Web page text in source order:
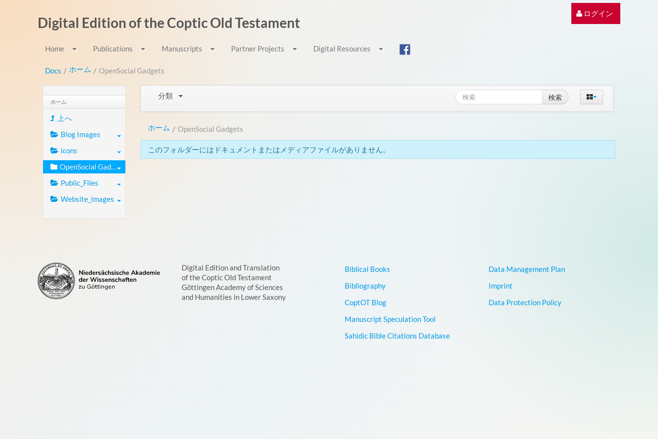
ログイン
Digital Edition of the Coptic Old Testament
Home Publications Manuscripts Partner Projects Digital Resources
Docs / ホーム / OpenSocial Gadgets
ホーム
上へ
Blog Images
icons
OpenSocial Gadgets
Public_Files
Website_images
分類 検索
ホーム / OpenSocial Gadgets
このフォルダーにはドキュメントまたはメディアファイルがありません。
Digital Edition and Translation
of the Coptic Old Testament
Göttingen Academy of Sciences
and Humanities in Lower Saxony
Biblical Books
Bibliography
CoptOT Blog
Manuscript Speculation Tool
Sahidic Bible Citations Database
Data Management Plan
Imprint
Data Protection Policy